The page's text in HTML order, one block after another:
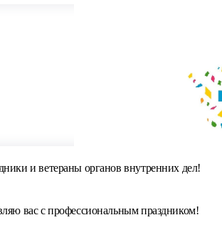
и ветераны органов внутренних дел!
вас с профессиональным праздником!